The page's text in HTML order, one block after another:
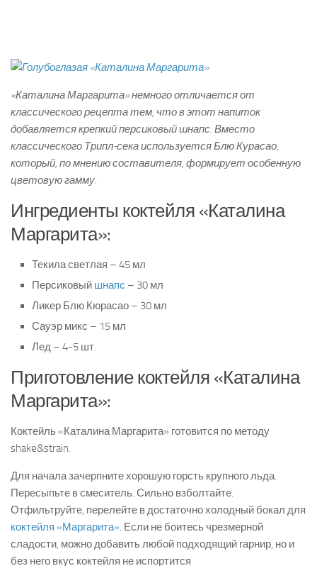
«Каталина Маргарита» немного отличается от
классического рецепта тем, что в этот напиток
добавляется крепкий персиковый шнапс. Вместо
классического Трипл-сека используется Блю Курасао,
который, по мнению составителя, формирует особенную
цветовую гамму.
Ингредиенты коктейля «Каталина
Маргарита»:
Текила светлая – 45 мл
Персиковый шнапс – 30 мл
Ликер Блю Кюрасао – 30 мл
Сауэр микс – 15 мл
Лед – 4-5 шт.
Приготовление коктейля «Каталина
Маргарита»:
Коктейль «Каталина Маргарита» готовится по методу
shake&strain.
Для начала зачерпните хорошую горсть крупного льда.
Пересыпьте в смеситель. Сильно взболтайте.
Отфильтруйте, перелейте в достаточно холодный бокал для
коктейля «Маргарита». Если не боитесь чрезмерной
сладости, можно добавить любой подходящий гарнир, но и
без него вкус коктейля не испортится